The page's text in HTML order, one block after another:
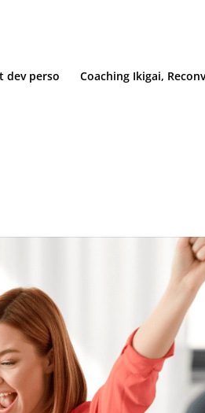
dev perso Coaching Ikigai,